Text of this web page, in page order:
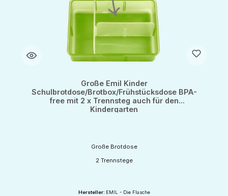
Große Emil Kinder
Schulbrotdose/Brotbox/Frühstücksdose BPA-
free mit 2 x Trennsteg auch für den
Kindergarten
Große Brotdose
2 Trennstege
Hersteller: EMIL - Die Flasche